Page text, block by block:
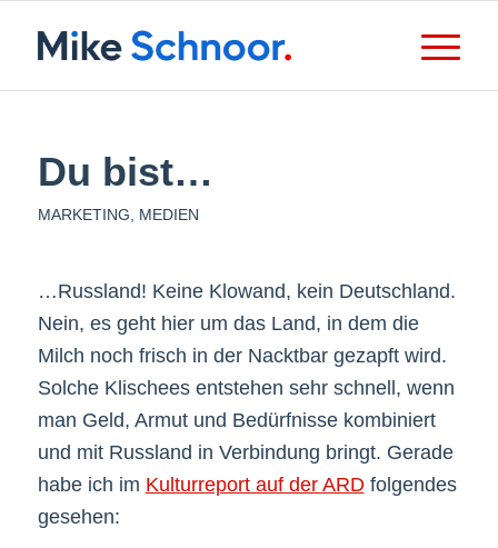
Du bist…
MARKETING MEDIEN
…Russland! Keine Klowand, kein Deutschland.
Nein, es geht hier um das Land, in dem die
Milch noch frisch in der Nacktbar gezapft wird.
Solche Klischees entstehen sehr schnell, wenn
man Geld, Armut und Bedürfnisse kombiniert
und mit Russland in Verbindung bringt. Gerade
habe ich im Kulturreport auf der ARDfolgendes
gesehen: